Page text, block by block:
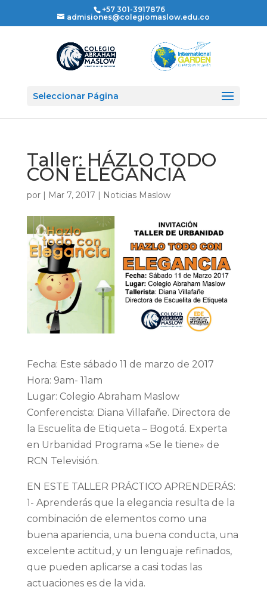
+57 301-3917876
admisiones@colegiomaslow.edu.co
Seleccionar Página
Taller: HÁZLO TODO
CON ELEGANCIA
por | Mar 7, 2017 | Noticias Maslow
Fecha: Este sábado 11 de marzo de 2017
Hora: 9am- 11am
Lugar: Colegio Abraham Maslow
Conferencista: Diana Villafañe. Directora de
la Escuelita de Etiqueta – Bogotá. Experta
en Urbanidad Programa «Se le tiene» de
RCN Televisión.
EN ESTE TALLER PRÁCTICO APRENDERÁS:
1- Aprenderás que la elegancia resulta de la
combinación de elementos como una
buena apariencia, una buena conducta, una
excelente actitud, y un lenguaje refinados,
que pueden aplicarse a casi todas las
actuaciones es de la vida.